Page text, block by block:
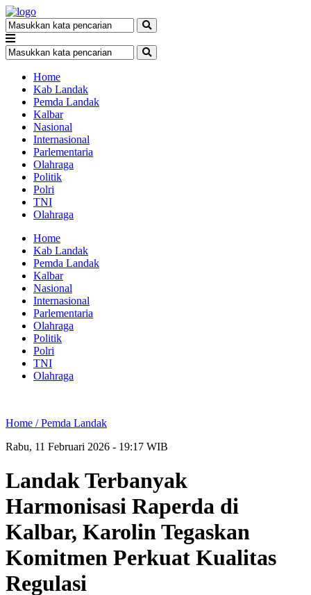
Home
Kab Landak
Pemda Landak
Kalbar
Nasional
Internasional
Parlementaria
Olahraga
Politik
Polri
TNI
Olahraga
Home
Kab Landak
Pemda Landak
Kalbar
Nasional
Internasional
Parlementaria
Olahraga
Politik
Polri
TNI
Olahraga
Home /Pemda Landak
Rabu, 11 Februari 2026 - 19:17 WIB
Landak Terbanyak
Harmonisasi Raperda di
Kalbar, Karolin Tegaskan
Komitmen Perkuat Kualitas
Regulasi